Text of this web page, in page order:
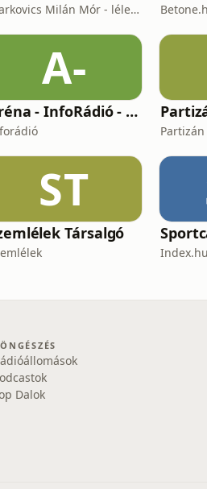
Markovics Milán Mór - lélektan, tudomány, vallás, harc
A-
Aréna - InfoRádió - Infostart.hu
ST
Társalgó
Index.hu
Dalok